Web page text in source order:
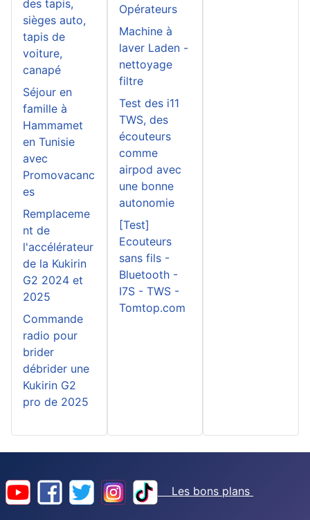
des tapis,
sièges auto,
tapis de
voiture,
canapé
Séjour en
famille à
Hammamet
en Tunisie
avec
Promovacanc
es
Remplaceme
nt de
l'accélérateur
de la Kukirin
G2 2024 et
2025
Commande
radio pour
brider
débrider une
Kukirin G2
pro de 2025
Opérateurs
Machine à
laver Laden -
nettoyage
filtre
Test des i11
TWS, des
écouteurs
comme
airpod avec
une bonne
autonomie
[Test]
Ecouteurs
sans fils -
Bluetooth -
I7S - TWS -
Tomtop.com
Les bons plans